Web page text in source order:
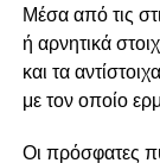
Μέσα από τις
ή αρνητικά
και τα
με τον οποίο
Οι πρόσφατες